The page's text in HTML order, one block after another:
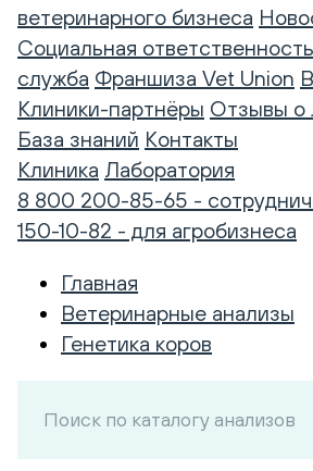
ветеринарного бизнеса
Социальная ответственность
служба Франшиза Vet Union
Клиники-партнёры Отзывы о
База знаний Контакты
Клиника Лаборатория
8 800 200-85-65 -
150-10-82 - для агробизнеса
Главная
Ветеринарные анализы
Генетика коров